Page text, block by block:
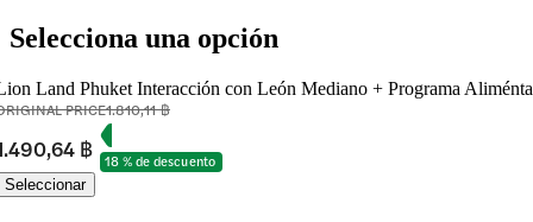
Selecciona una opción
Land Phuket Interacción con León Mediano + Programa
PRICE1.810,11 ฿
฿
18 % de descuento
Seleccionar